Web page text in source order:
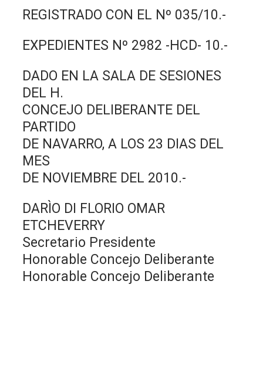
REGISTRADO CON EL Nº 035/10.-
EXPEDIENTES Nº 2982 -HCD- 10.-
DADO EN LA SALA DE SESIONES
DEL H.
CONCEJO DELIBERANTE DEL
PARTIDO
DE NAVARRO, A LOS 23 DIAS DEL
MES
DE NOVIEMBRE DEL 2010.-
DARÌO DI FLORIO OMAR
ETCHEVERRY
Secretario Presidente
Honorable Concejo Deliberante
Honorable Concejo Deliberante